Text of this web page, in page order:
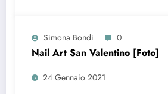
Simona Bondi 0
Nail Art San Valentino [Foto]
24 Gennaio 2021